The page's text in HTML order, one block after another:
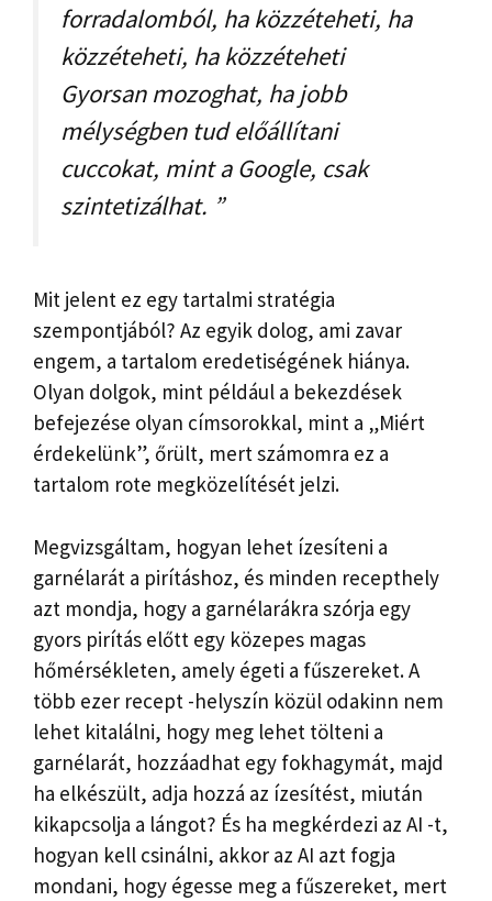
forradalomból, ha közzéteheti, ha
közzéteheti, ha közzéteheti
Gyorsan mozoghat, ha jobb
mélységben tud előállítani
cuccokat, mint a Google, csak
szintetizálhat. ”
Mit jelent ez egy tartalmi stratégia
szempontjából? Az egyik dolog, ami zavar
engem, a tartalom eredetiségének hiánya.
Olyan dolgok, mint például a bekezdések
befejezése olyan címsorokkal, mint a „Miért
érdekelünk”, őrült, mert számomra ez a
tartalom rote megközelítését jelzi.
Megvizsgáltam, hogyan lehet ízesíteni a
garnélarát a pirításhoz, és minden recepthely
azt mondja, hogy a garnélarákra szórja egy
gyors pirítás előtt egy közepes magas
hőmérsékleten, amely égeti a fűszereket. A
több ezer recept -helyszín közül odakinn nem
lehet kitalálni, hogy meg lehet tölteni a
garnélarát, hozzáadhat egy fokhagymát, majd
ha elkészült, adja hozzá az ízesítést, miután
kikapcsolja a lángot? És ha megkérdezi az AI -t,
hogyan kell csinálni, akkor az AI azt fogja
mondani, hogy égesse meg a fűszereket, mert